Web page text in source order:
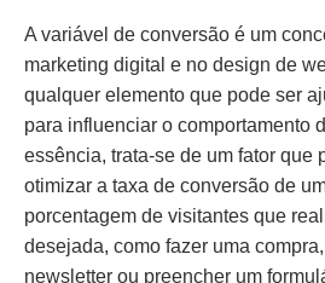
A variável de conversão é um
marketing digital e no design de
qualquer elemento que pode ser
para influenciar o comportamento
essência, trata-se de um fator que
otimizar a taxa de conversão de
porcentagem de visitantes que
desejada, como fazer uma
newsletter ou preencher um